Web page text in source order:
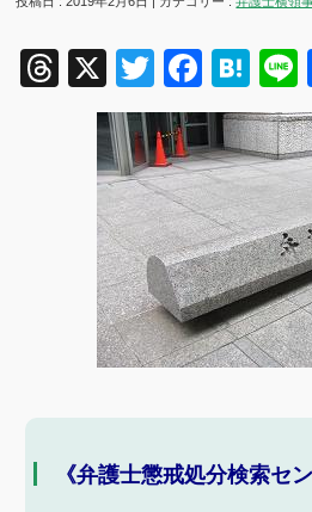
Threads
X Twitter
《弁護士懲戒処分検索セ